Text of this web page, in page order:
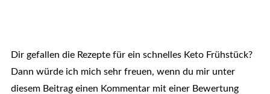
Dir gefallen die Rezepte für ein schnelles Keto Frühstück?
Dann würde ich mich sehr freuen, wenn du mir unter
diesem Beitrag einen Kommentar mit einer Bewertung